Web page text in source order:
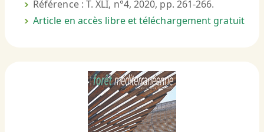
Référence : T. XLI, n°4, 2020, pp. 261-266.
Article en accès libre et téléchargement gratuit